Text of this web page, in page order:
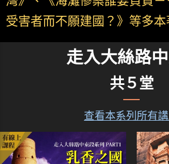
受害者而不願建國？》等多本
走入大絲路
共５堂
查看本系列所有